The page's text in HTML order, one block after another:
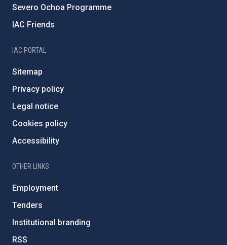
Severo Ochoa Programme
IAC Friends
IAC PORTAL
Sitemap
Privacy policy
Legal notice
Cookies policy
Accessibility
OTHER LINKS
Employment
Tenders
Institutional branding
RSS